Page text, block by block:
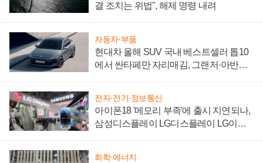
결 조치는 위법", 해제 명령 내려
자동차·부품
현대차 올해 SUV 국내 베스트셀러 톱10
에서 싼타페만 자리매김, 그랜저·아반떼
전자·전기·정보통신
아이폰18 '메모리 부족'에 출시 지연되나,
삼성디스플레이 LG디스플레이 LG이노
화학·에너지